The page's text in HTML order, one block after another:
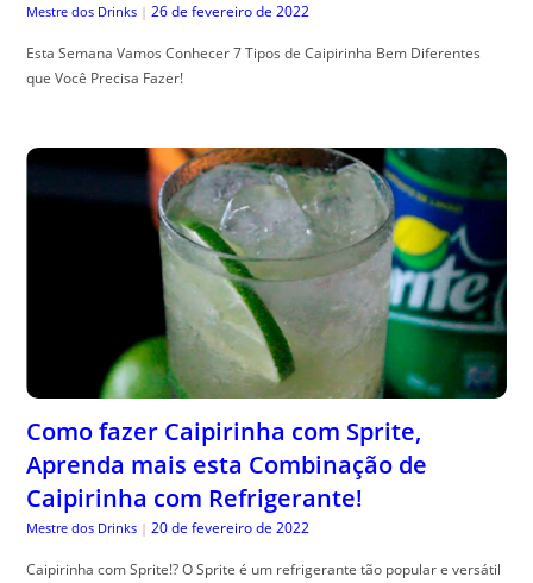
Mestre dos Drinks | 26 de fevereiro de 2022
Esta Semana Vamos Conhecer 7 Tipos de Caipirinha Bem Diferentes
que Você Precisa Fazer!
Como fazer Caipirinha com Sprite,
Aprenda mais esta Combinação de
Caipirinha com Refrigerante!
Mestre dos Drinks | 20 de fevereiro de 2022
Caipirinha com Sprite!? O Sprite é um refrigerante tão popular e versátil